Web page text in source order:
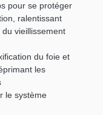
pour se protéger
ralentissant
vieillissement
du foie et
les
le système